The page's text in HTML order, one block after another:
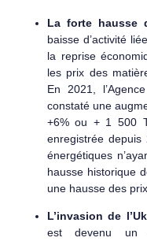
La forte hausse
baisse d’activité
la reprise
les prix des
En 2021,
constaté une
+6% ou + 1 500
enregistrée depuis
énergétiques
hausse historique
une hausse des
L’invasion de
est devenu un